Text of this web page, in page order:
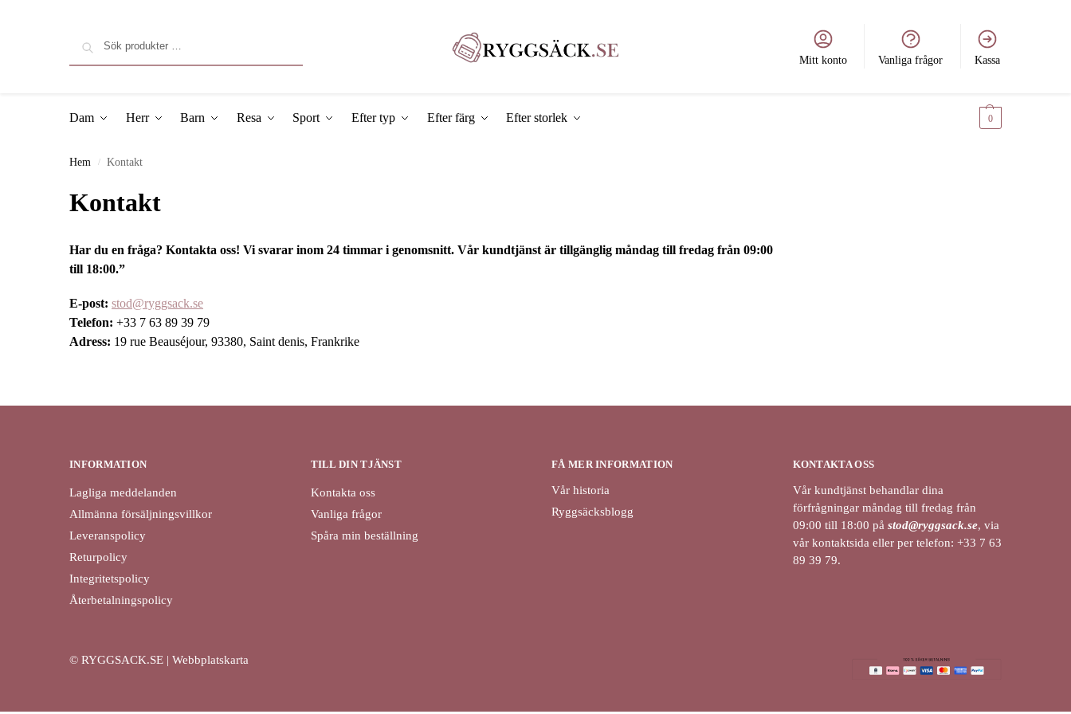
Mitt konto Vanliga frågor Kassa
Dam Herr Barn Resa Sport Efter typ Efter färg Efter storlek 0
Hem / Kontakt
Kontakt
Har du en fråga? Kontakta oss! Vi svarar inom 24 timmar i genomsnitt. Vår kundtjänst är tillgänglig måndag till fredag från 09:00
till 18:00.”
E-post: stod@ryggsack.se
Telefon: +33 7 63 89 39 79
Adress: 19 rue Beauséjour, 93380, Saint denis, Frankrike
INFORMATION
Lagliga meddelanden
Allmänna försäljningsvillkor
Leveranspolicy
Returpolicy
Integritetspolicy
Återbetalningspolicy
TILL DIN TJÄNST
Kontakta oss
Vanliga frågor
Spåra min beställning
FÅ MER INFORMATION
Vår historia
Ryggsäcksblogg
KONTAKTA OSS
Vår kundtjänst behandlar dina
förfrågningar måndag till fredag från
09:00 till 18:00 på stod@ryggsack.se, via
vår kontaktsida eller per telefon: +33 7 63
89 39 79.
© RYGGSACK.SE | Webbplatskarta